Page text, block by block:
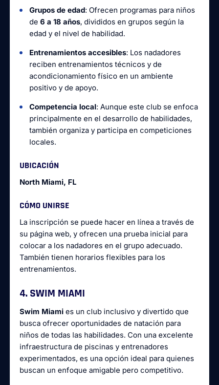
Grupos de edad: Ofrecen programas para niños
de 6 a 18 años, divididos en grupos según la
edad y el nivel de habilidad.
Entrenamientos accesibles: Los nadadores
reciben entrenamientos técnicos y de
acondicionamiento físico en un ambiente
positivo y de apoyo.
Competencia local: Aunque este club se enfoca
principalmente en el desarrollo de habilidades,
también organiza y participa en competiciones
locales.
UBICACIÓN
North Miami, FL
CÓMO UNIRSE
La inscripción se puede hacer en línea a través de
su página web, y ofrecen una prueba inicial para
colocar a los nadadores en el grupo adecuado.
También tienen horarios flexibles para los
entrenamientos.
4. SWIM MIAMI
Swim Miami es un club inclusivo y divertido que
busca ofrecer oportunidades de natación para
niños de todas las habilidades. Con una excelente
infraestructura de piscinas y entrenadores
experimentados, es una opción ideal para quienes
buscan un enfoque amigable pero competitivo.